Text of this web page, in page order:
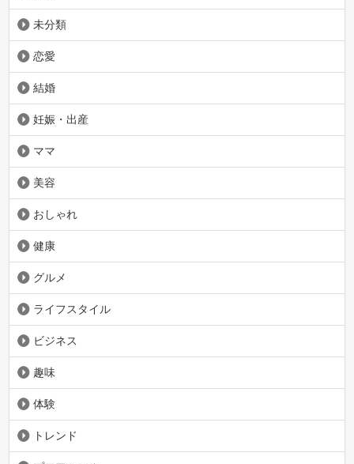
未分類
恋愛
結婚
妊娠・出産
ママ
美容
おしゃれ
健康
グルメ
ライフスタイル
ビジネス
趣味
体験
トレンド